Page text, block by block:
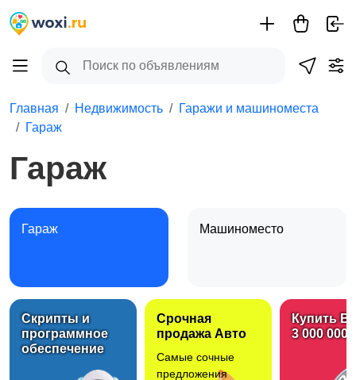
Главная Недвижимость
Гаражи и машиноместа
Гараж
Гараж
Гараж Машиноместо
Скрипты и
программное
обеспечение
Срочная
продажа Авто
Самые сочные
предложения
Купить
3 000 000